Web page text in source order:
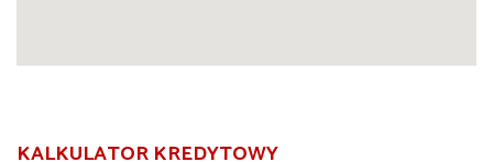
KALKULATOR KREDYTOWY